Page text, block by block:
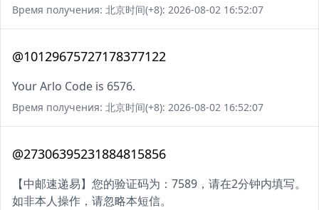
Время получения: 北京时间(+8): 2026-08-02 16:52:07
@10129675727178377122
Your Arlo Code is 6576.
Время получения: 北京时间(+8): 2026-08-02 16:52:07
@27306395231884815856
【中邮速递易】您的验证码为：7589，请在2分钟内填写。
如非本人操作，请忽略本短信。